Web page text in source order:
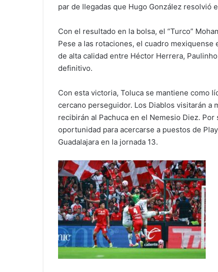
par de llegadas que Hugo González resolvió
Con el resultado en la bolsa, el “Turco”
Pese a las rotaciones, el cuadro mexiquense
de alta calidad entre Héctor Herrera,
definitivo.
Con esta victoria, Toluca se mantiene como
cercano perseguidor. Los Diablos visitarán a
recibirán al Pachuca en el Nemesio Diez.
oportunidad para acercarse a puestos de
Guadalajara en la jornada 13.